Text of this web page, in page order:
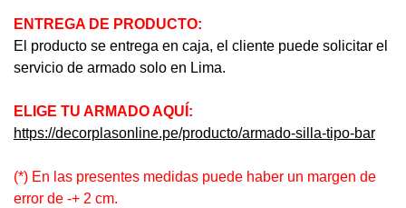
ENTREGA DE PRODUCTO:
El producto se entrega en caja, el cliente puede solicitar el
servicio de armado solo en Lima.
ELIGE TU ARMADO AQUÍ:
https://decorplasonline.pe/producto/armado-silla-tipo-bar
(*) En las presentes medidas puede haber un margen de
error de -+ 2 cm.